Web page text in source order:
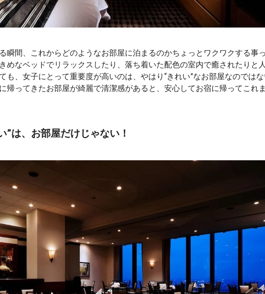
瞬間、これからどのようなお部屋に泊まるのかちょっとワクワクする事っ
めなベッドでリラックスしたり、落ち着いた配色の室内で癒されたりと人
も、女子にとって重要度が高いのは、やはり“きれい”なお部屋なのでは
帰ってきたお部屋が綺麗で清潔感があると、安心してお宿に帰ってこれま
”は、お部屋だけじゃない！